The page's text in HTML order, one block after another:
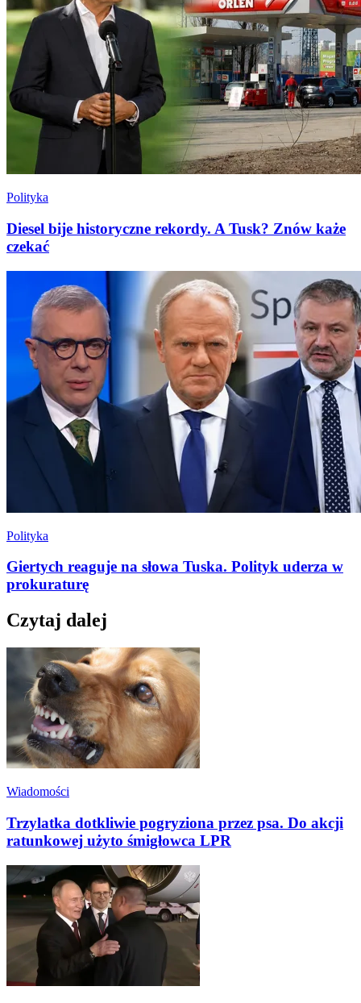
Polityka
Diesel bije historyczne rekordy. A Tusk? Znów każe
czekać
Polityka
Giertych reaguje na słowa Tuska. Polityk uderza w
prokuraturę
Czytaj dalej
Wiadomości
Trzylatka dotkliwie pogryziona przez psa. Do akcji
ratunkowej użyto śmigłowca LPR